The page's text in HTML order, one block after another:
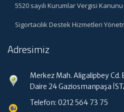
5520 sayılı Kurumlar Vergisi
Sigortacılık Destek Hizmetleri
Adresimiz
Merkez Mah. Aligalipbey Cd.
Daire 24 Gaziosmanpaşa
Telefon: 0212 564 73 75